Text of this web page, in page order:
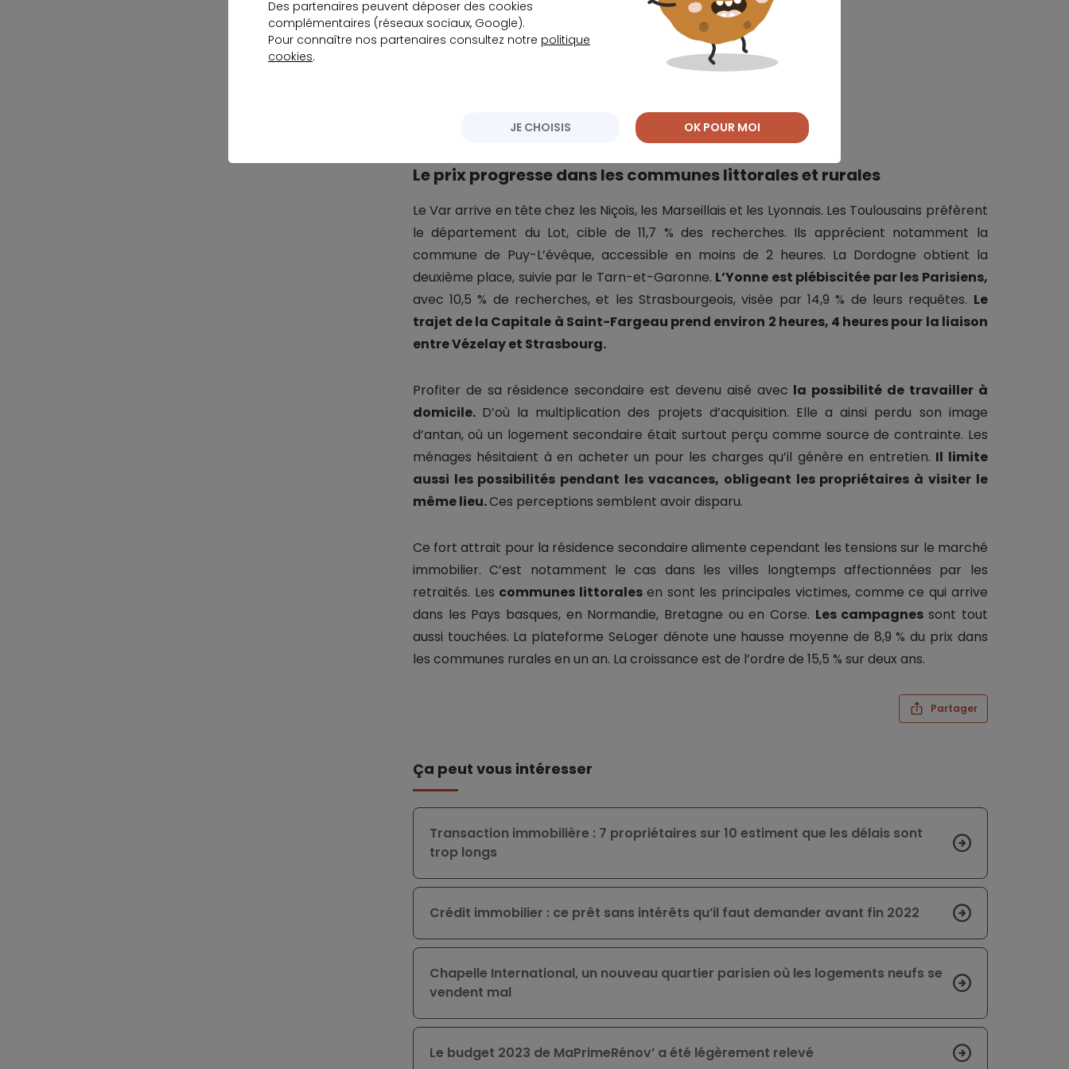
Quel taux pour votre projet ?
Le prix progresse dans les communes littorales et rurales
Le Var arrive en tête chez les Niçois, les Marseillais et les Lyonnais. Les Toulousains préfèrent
le département du Lot, cible de 11,7 % des recherches. Ils apprécient notamment la
commune de Puy-L’évêque, accessible en moins de 2 heures. La Dordogne obtient la
deuxième place, suivie par le Tarn-et-Garonne. L’Yonne est plébiscitée par les Parisiens,
avec 10,5 % de recherches, et les Strasbourgeois, visée par 14,9 % de leurs requêtes. Le
trajet de la Capitale à Saint-Fargeau prend environ 2 heures, 4 heures pour la liaison
entre Vézelay et Strasbourg.
Profiter de sa résidence secondaire est devenu aisé avec la possibilité de travailler à
domicile. D’où la multiplication des projets d’acquisition. Elle a ainsi perdu son image
d’antan, où un logement secondaire était surtout perçu comme source de contrainte. Les
ménages hésitaient à en acheter un pour les charges qu’il génère en entretien. Il limite
aussi les possibilités pendant les vacances, obligeant les propriétaires à visiter le
même lieu.Ces perceptions semblent avoir disparu.
Ce fort attrait pour la résidence secondaire alimente cependant les tensions sur le marché
immobilier. C’est notamment le cas dans les villes longtemps affectionnées par les
retraités. Les communes littorales en sont les principales victimes, comme ce qui arrive
dans les Pays basques, en Normandie, Bretagne ou en Corse. Les campagnessont tout
aussi touchées. La plateforme SeLoger dénote une hausse moyenne de 8,9 % du prix dans
les communes rurales en un an. La croissance est de l’ordre de 15,5 % sur deux ans.
Partager
Ça peut vous intéresser
Transaction immobilière : 7 propriétaires sur 10 estiment que les délais sont
trop longs
Crédit immobilier : ce prêt sans intérêts qu’il faut demander avant fin 2022
Chapelle International, un nouveau quartier parisien où les logements neufs se
vendent mal
Le budget 2023 de MaPrimeRénov’ a été légèrement relevé
Des partenaires peuvent déposer des cookies
complémentaires (réseaux sociaux, Google).
Pour connaître nos partenaires consultez notre politique
cookies.
JE CHOISIS OK POUR MOI